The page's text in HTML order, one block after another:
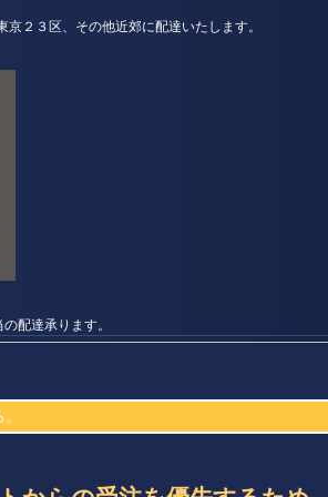
２３区、その他近郊に配達いたします。
配達承ります。